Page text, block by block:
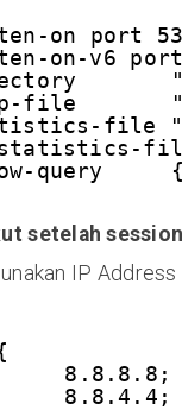
on port
on-v6
file
file "/
query
setelah
IP Address
8.8.8.8;
8.8.4.4;